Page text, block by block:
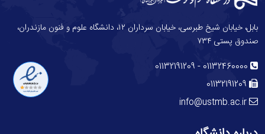
بابل، خیابان شیخ طبرسی، خیابان سرداران ۱۲، دانشگاه علوم و فنون مازندران،
صندوق پستی ۷۳۴
01132460000
-
01132191209
01132191209
info@ustmb.ac.ir